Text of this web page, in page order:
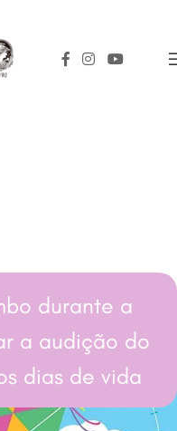
durante a
a audição do
dias de vida